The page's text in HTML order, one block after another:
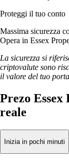
Proteggi il tuo conto
Massima sicurezza
Opera in Essex
La sicurezza si
criptovalute sono
il valore del tuo
Prezo
reale
Inizia in pochi minuti